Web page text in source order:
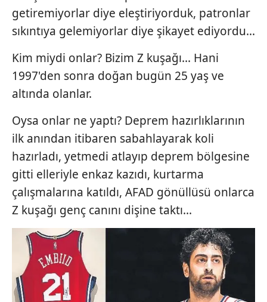
getiremiyorlar diye eleştiriyorduk, patronlar
sıkıntıya gelemiyorlar diye şikayet ediyordu...
Kim miydi onlar? Bizim Z kuşağı... Hani
1997'den sonra doğan bugün 25 yaş ve
altında olanlar.
Oysa onlar ne yaptı? Deprem hazırlıklarının
ilk anından itibaren sabahlayarak koli
hazırladı, yetmedi atlayıp deprem bölgesine
gitti elleriyle enkaz kazıdı, kurtarma
çalışmalarına katıldı, AFAD gönüllüsü onlarca
Z kuşağı genç canını dişine taktı...